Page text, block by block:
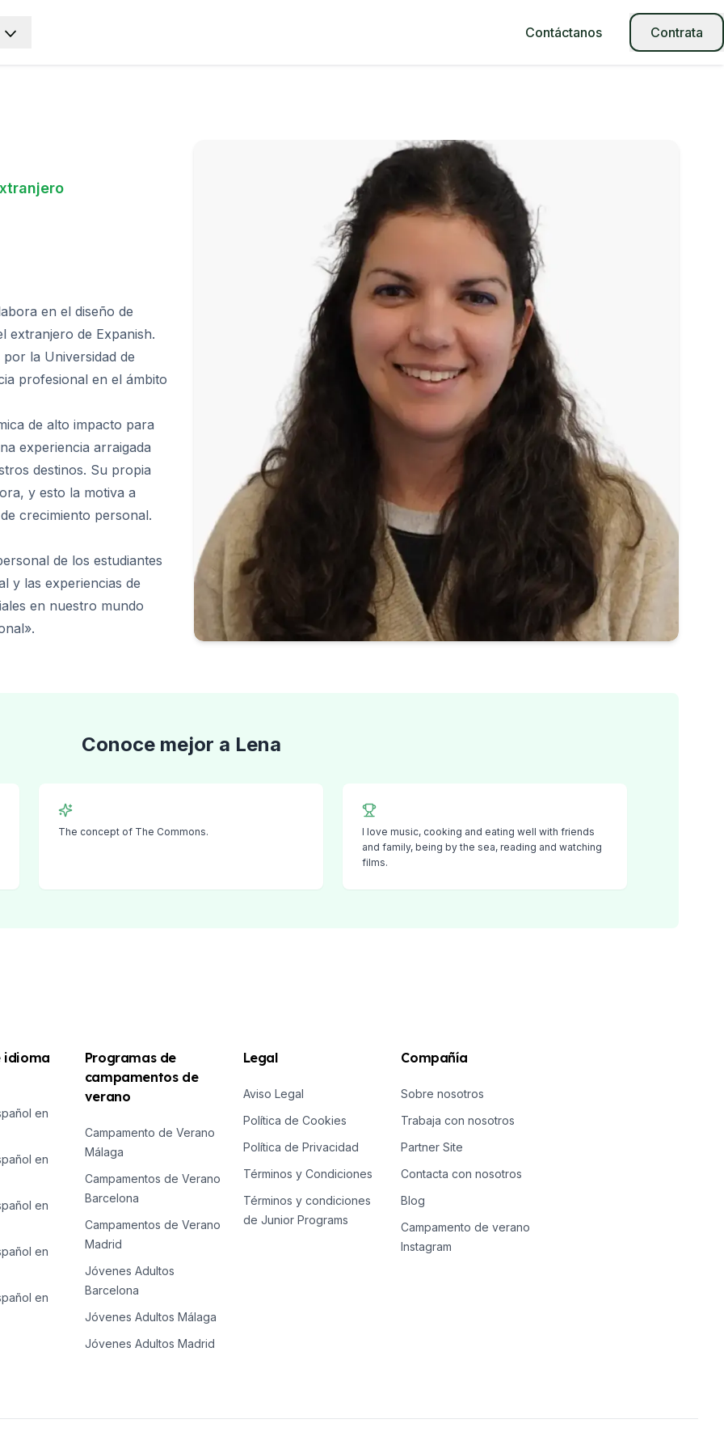
Contáctanos Contrata
en el diseño de
extranjero de Expanish.
la Universidad de
profesional en el ámbito
de alto impacto para
experiencia arraigada
destinos. Su propia
y esto la motiva a
crecimiento personal.
de los estudiantes
y las experiencias de
en nuestro mundo
Conoce mejor a Lena
The concept of The Commons.
I love music, cooking and eating well with friends
and family, being by the sea, reading and watching
films.
idioma
en
en
en
en
en
Programas de
campamentos de
verano
Campamento de Verano
Málaga
Campamentos de Verano
Barcelona
Campamentos de Verano
Madrid
Jóvenes Adultos
Barcelona
Jóvenes Adultos Málaga
Jóvenes Adultos Madrid
Legal
Aviso Legal
Política de Cookies
Política de Privacidad
Términos y Condiciones
Términos y condiciones
de Junior Programs
Compañía
Sobre nosotros
Trabaja con nosotros
Partner Site
Contacta con nosotros
Blog
Campamento de verano
Instagram